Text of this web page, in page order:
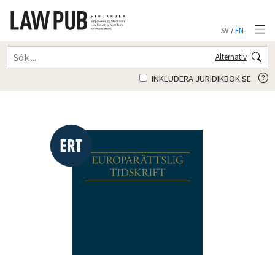
SV/EN
Alternativ
INKLUDERA JURIDIKBOK.SE